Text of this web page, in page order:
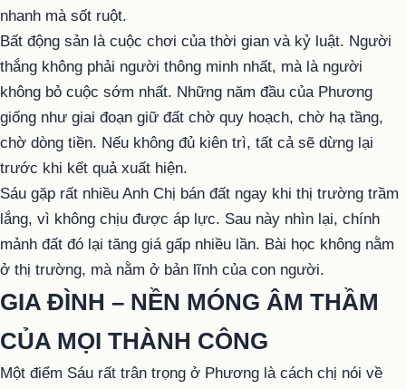
nhanh mà sốt ruột.
Bất động sản là cuộc chơi của thời gian và kỷ luật. Người
thắng không phải người thông minh nhất, mà là người
không bỏ cuộc sớm nhất. Những năm đầu của Phương
giống như giai đoạn giữ đất chờ quy hoạch, chờ hạ tầng,
chờ dòng tiền. Nếu không đủ kiên trì, tất cả sẽ dừng lại
trước khi kết quả xuất hiện.
Sáu gặp rất nhiều Anh Chị bán đất ngay khi thị trường trầm
lắng, vì không chịu được áp lực. Sau này nhìn lại, chính
mảnh đất đó lại tăng giá gấp nhiều lần. Bài học không nằm
ở thị trường, mà nằm ở bản lĩnh của con người.
GIA ĐÌNH – NỀN MÓNG ÂM THẦM
CỦA MỌI THÀNH CÔNG
Một điểm Sáu rất trân trọng ở Phương là cách chị nói về